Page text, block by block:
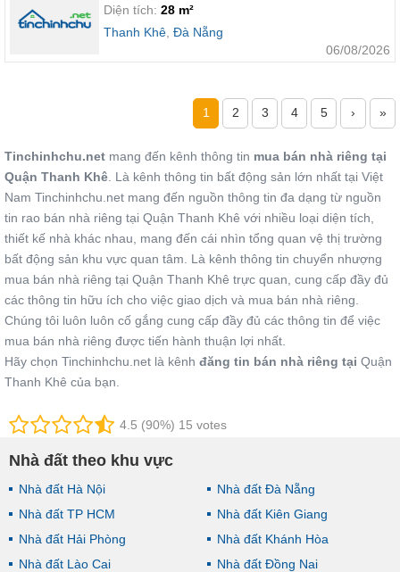
Diện tích: 28 m²
Thanh Khê Đà Nẵng
06/08/2026
1 2 3 4 5 › »
Tinchinhchu.net mang đến kênh thông tin mua bán nhà riêng tại
Quận Thanh Khê . Là kênh thông tin bất động sản lớn nhất tại Việt
Nam Tinchinhchu.net mang đến nguồn thông tin đa dạng từ nguồn
tin rao bán nhà riêng tại Quận Thanh Khê với nhiều loại diện tích,
thiết kế nhà khác nhau, mang đến cái nhìn tổng quan vệ thị trường
bất động sản khu vực quan tâm. Là kênh thông tin chuyển nhượng
mua bán nhà riêng tại Quận Thanh Khê trực quan, cung cấp đầy đủ
các thông tin hữu ích cho việc giao dịch và mua bán nhà riêng.
Chúng tôi luôn luôn cố gắng cung cấp đầy đủ các thông tin để việc
mua bán nhà riêng được tiến hành thuận lợi nhất.
Hãy chọn Tinchinhchu.net là kênh đăng tin bán nhà riêng tại Quận
Thanh Khê của bạn.
4.5 (90%) 15 votes
Nhà đất theo khu vực
Nhà đất Hà Nội
Nhà đất TP HCM
Nhà đất Hải Phòng
Nhà đất Lào Cai
Nhà đất Đà Nẵng
Nhà đất Kiên Giang
Nhà đất Khánh Hòa
Nhà đất Đồng Nai